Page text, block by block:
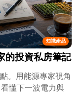
知識產品
的投資私房筆記
。用能源專家視角
懂下一波電力與